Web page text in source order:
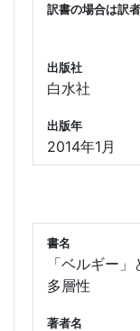
訳書の場合は訳
出版社
白水社
出版年
2014年1月
書名
「ベルギー
多層性
著者名